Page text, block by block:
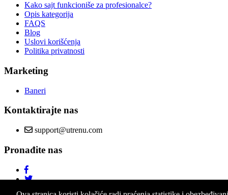
Kako sajt funkcioniše za profesionalce?
Opis kategorija
FAQS
Blog
Uslovi korišćenja
Politika privatnosti
Marketing
Baneri
Kontaktirajte nas
support@utrenu.com
Pronađite nas